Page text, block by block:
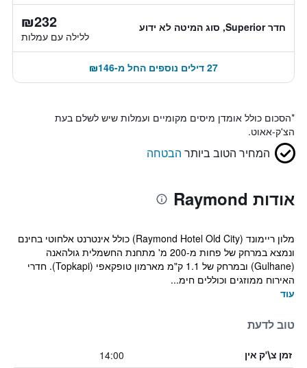
חדר Superior, סוג המיטה לא ידוע ₪232
ללילה עם עמלות
27 דילים נוספים החל מ-₪146
*הסכום כולל אומדן מיסים מקומיים ועמלות שיש לשלם בעת
הצ'ק-אאוט.
המחיר הטוב ביותר הבטחה
אודות Raymond
מלון ריימונד (Raymond Hotel Old City) כולל אינטרנט אלחוטי בחינם
ונמצא במרחק של פחות מ-200 מ' מתחנת החשמלית גולהאנה
(Gulhane) ובמרחק של 1.1 ק"מ מארמון טופקאפי (Topkapi). חדרי
האירוח ממוזגים וכוללים חימ...
עוד
טוב לדעת
זמן צ\'ק אין 14:00